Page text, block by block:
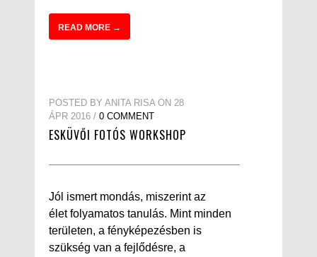
READ MORE →
POSTED BY ANITA RISA ON 28
ÁPR 2016 / 0 COMMENT
ESKÜVŐI FOTÓS WORKSHOP
Jól ismert mondás, miszerint az
élet folyamatos tanulás. Mint minden
területen, a fényképezésben is
szükség van a fejlődésre, a